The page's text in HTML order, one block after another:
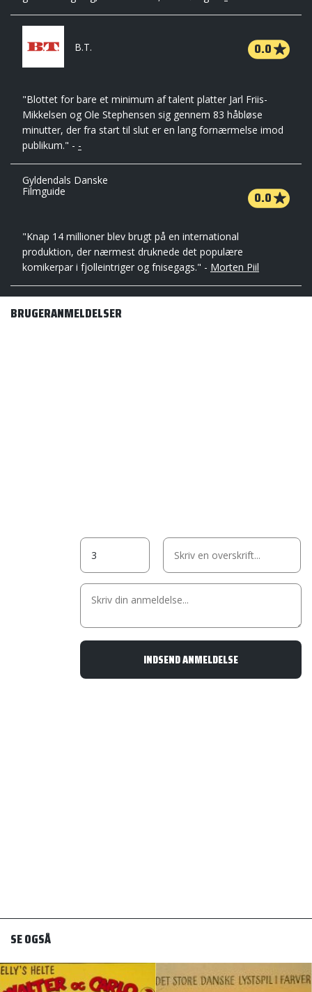
B.T. 0.0
"Blottet for bare et minimum af talent platter Jarl Friis-
Mikkelsen og Ole Stephensen sig gennem 83 håbløse
minutter, der fra start til slut er en lang fornærmelse imod
publikum." - -
Gyldendals Danske
Filmguide
0.0
"Knap 14 millioner blev brugt på en international
produktion, der nærmest druknede det populære
komikerpar i fjolleintriger og fnisegags." - Morten Piil
BRUGERANMELDELSER
SE OGSÅ